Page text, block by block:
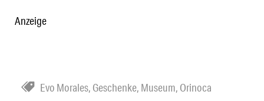
Anzeige
Evo Morales, Geschenke, Museum, Orinoca